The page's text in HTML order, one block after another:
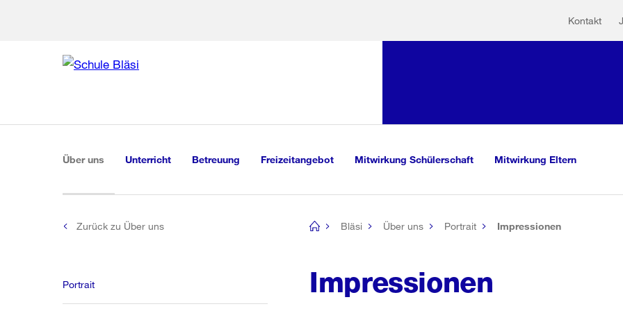
Kontakt
Navigation
Über uns (aktiv)Unterricht Betreuung Freizeitangebot Mitwirkung Schülerschaft Mitwirkung Eltern
[no
Bläsi Über uns Portrait Impressionen
Impressionen
Zurück zu Über uns
Portrait